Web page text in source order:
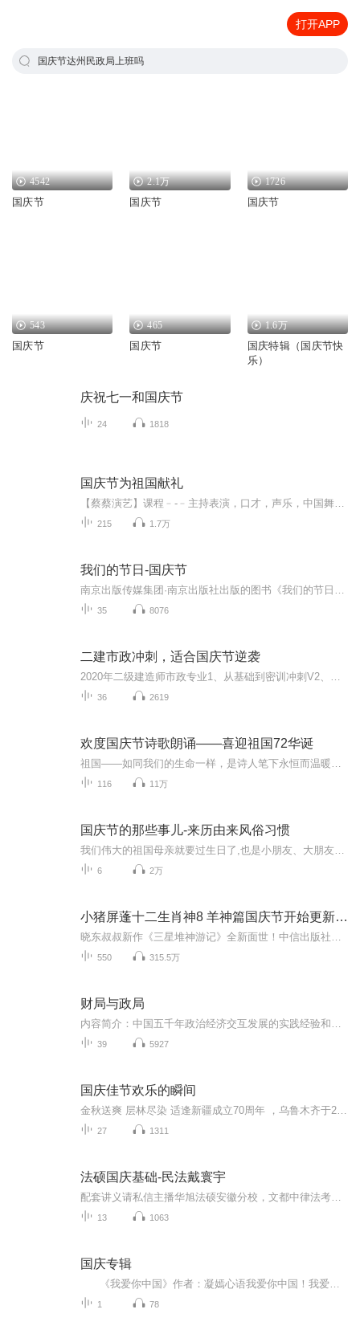
打开APP
国庆节达州民政局上班吗
4542
国庆节
2.1万
国庆节
1726
国庆节
543
国庆节
465
国庆节
1.6万
国庆特辑（国庆节快
乐）
庆祝七一和国庆节
24 1818
国庆节为祖国献礼
215 1.7万
我们的节日-国庆节
35 8076
二建市政冲刺，适合国庆节逆袭
36 2619
欢度国庆节诗歌朗诵——喜迎祖国72华诞
116 11万
国庆节的那些事儿-来历由来风俗习惯
6 2万
小猪屏蓬十二生肖神8 羊神篇国庆节开始更新啦！
550 315.5万
财局与政局
39 5927
国庆佳节欢乐的瞬间
27 1311
法硕国庆基础-民法戴寰宇
13 1063
国庆专辑
1 78